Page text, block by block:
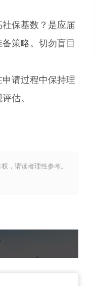
保基数？是应届
备策略。切勿盲目
请过程中保持理
估。
，请读者理性参考。